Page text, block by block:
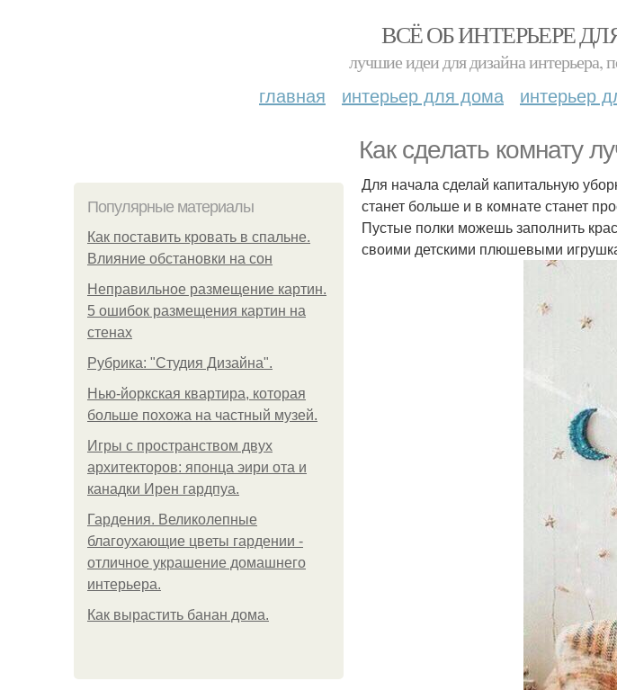
ВСЁ ОБ ИНТЕРЬЕРЕ
лучшие идеи для дизайна интерьера,
главная интерьер для дома интерьер
Как сделать комнату
Популярные материалы
Как поставить кровать в спальне.
Влияние обстановки на сон
Неправильное размещение картин.
5 ошибок размещения картин на
стенах
Рубрика: "Студия Дизайна".
Нью-йоркская квартира, которая
больше похожа на частный музей.
Игры с пространством двух
архитекторов: японца эири ота и
канадки Ирен гардпуа.
Гардения. Великолепные
благоухающие цветы гардении -
отличное украшение домашнего
интерьера.
Как вырастить банан дома.
Для начала сделай капитальную
станет больше и в комнате станет
Пустые полки можешь заполнить
своими детскими плюшевыми